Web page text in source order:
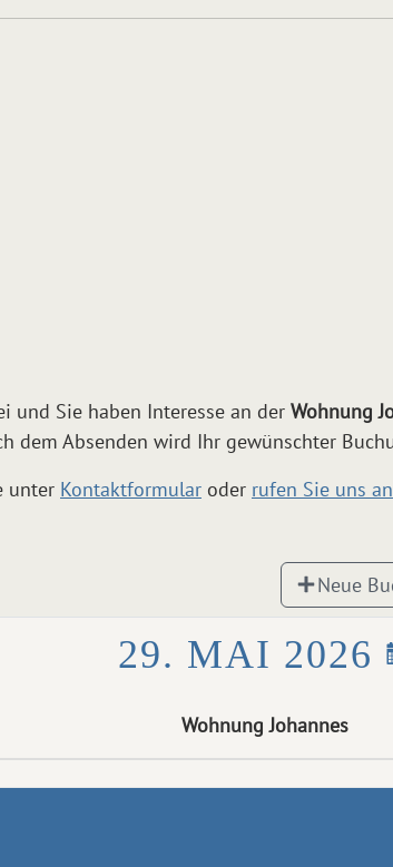
und Sie haben Interesse an der Wohnung
dem Absenden wird Ihr gewünschter
unter Kontaktformular oder rufen Sie uns an
Neue
29. MAI 2026
Wohnung Johannes